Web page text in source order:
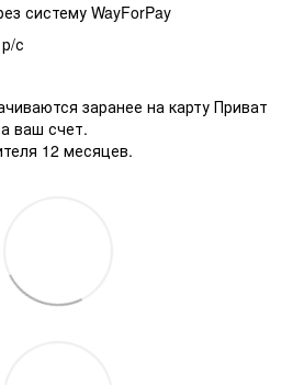
систему WayForPay
с
заранее на карту Приват
ваш счет.
12 месяцев.